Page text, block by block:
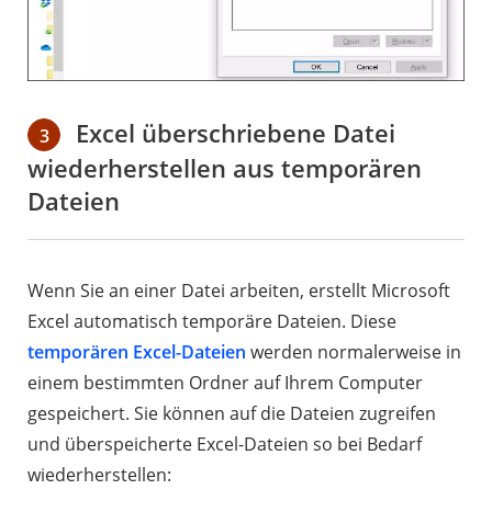
3
Excel überschriebene Datei
wiederherstellen aus temporären
Dateien
Wenn Sie an einer Datei arbeiten, erstellt Microsoft
Excel automatisch temporäre Dateien. Diese
temporären Excel-Dateien werden normalerweise in
einem bestimmten Ordner auf Ihrem Computer
gespeichert. Sie können auf die Dateien zugreifen
und überspeicherte Excel-Dateien so bei Bedarf
wiederherstellen: